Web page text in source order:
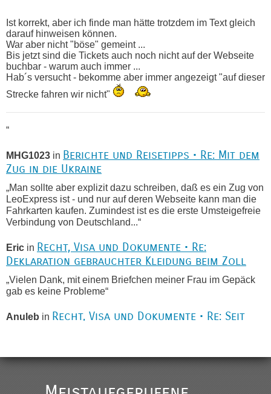
Ist korrekt, aber ich finde man hätte trotzdem im Text gleich
darauf hinweisen können.
War aber nicht "böse" gemeint ...
Bis jetzt sind die Tickets auch noch nicht auf der Webseite
buchbar - warum auch immer ...
Hab´s versucht - bekomme aber immer angezeigt "auf dieser
Strecke fahren wir nicht"
“
MHG1023 in Berichte und Reisetipps • Re: Mit dem
Zug in die Ukraine
„Man sollte aber explizit dazu schreiben, daß es ein Zug von
LeoExpress ist - und nur auf deren Webseite kann man die
Fahrkarten kaufen. Zumindest ist es die erste Umsteigefreie
Verbindung von Deutschland...“
Eric in Recht, Visa und Dokumente • Re:
Deklaration gebrauchter Kleidung beim Zoll
„Vielen Dank, mit einem Briefchen meiner Frau im Gepäck
gab es keine Probleme“
Anuleb in Recht, Visa und Dokumente • Re: Seit
aufgedeckt
Alleinreisende Männer stehen schließlich immer unter